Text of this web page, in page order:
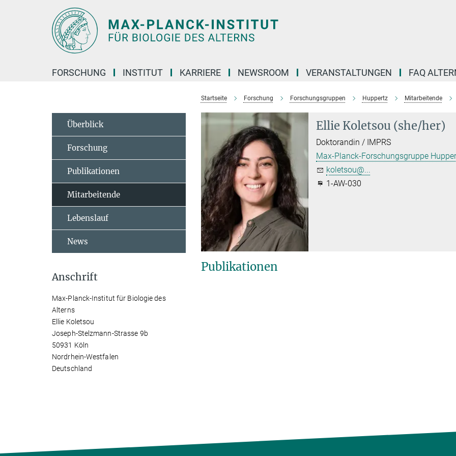
FORSCHUNG INSTITUT KARRIERE NEWSROOM VERANSTALTUNGEN FAQ
Startseite Forschung Forschungsgruppen Huppertz Mitarbeitende
Ellie Koletsou (she/her)
Doktorandin / IMPRS
Max-Planck-Forschungsgruppe
koletsou@...
1-AW-030
Publikationen
Überblick
Forschung
Publikationen
Mitarbeitende
Lebenslauf
News
Anschrift
Max-Planck-Institut für Biologie des
Alterns
Ellie Koletsou
Joseph-Stelzmann-Strasse 9b
50931 Köln
Nordrhein-Westfalen
Deutschland